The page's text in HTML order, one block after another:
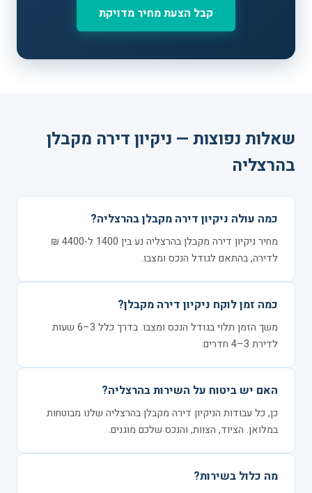
קבל הצעת מחיר מדויקת
שאלות נפוצות — ניקיון דירה מקבלן
בהרצליה
כמה עולה ניקיון דירה מקבלן בהרצליה?
מחיר ניקיון דירה מקבלן בהרצליה נע בין 1400 ל-4400 ₪
לדירה, בהתאם לגודל הנכס ומצבו.
כמה זמן לוקח ניקיון דירה מקבלן?
משך הזמן תלוי בגודל הנכס ומצבו. בדרך כלל 3–6 שעות
לדירת 3–4 חדרים.
האם יש ביטוח על השירות בהרצליה?
כן, כל עבודות הניקיון דירה מקבלן בהרצליה שלנו מבוטחות
במלואן. הציוד, הצוות, והנכס שלכם מוגנים.
מה כלול בשירות?